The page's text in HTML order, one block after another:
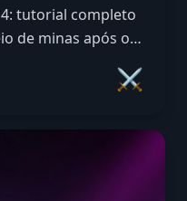
tutorial completo
de minas após o
⚔️